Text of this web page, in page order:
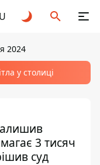
2024
у столиці
3 тисяч
суд